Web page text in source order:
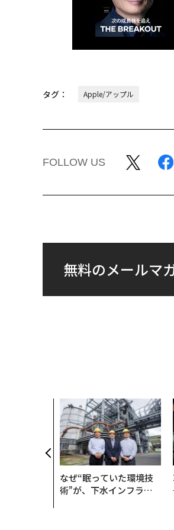
タグ： Apple/アップル
FOLLOW US
無料のメールマ
なぜ“眠っていた環境技
術”が、下水インフラを